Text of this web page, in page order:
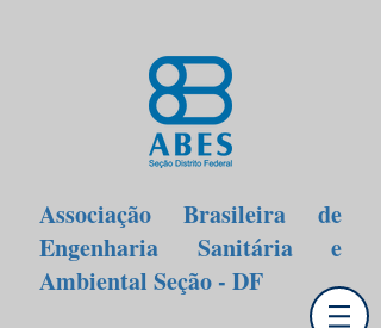
Associação Brasileira de
Engenharia Sanitária e
Ambiental Seção - DF